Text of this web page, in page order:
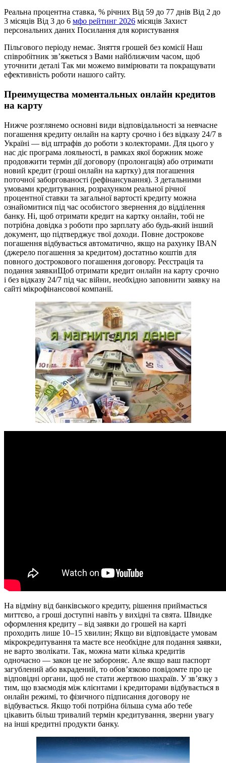
Реальна процентна ставка, % річних Від 59 до 77 днів Від 2 до
3 місяців Від 3 до 6 мфо рейтинг 2026 місяців Захист
персональних даних Посилання для користування
Пільгового періоду немає. Зняття грошей без комісії Наш
співробітник зв’яжеться з Вами найближчим часом, щоб
уточнити деталі Так ми можемо вимірювати та покращувати
ефективність роботи нашого сайту.
Преимущества моментальных онлайн кредитов
на карту
Нижче розглянемо основні види відповідальності за невчасне
погашення кредиту онлайн на карту срочно і без відказу 24/7 в
Україні — від штрафів до роботи з колекторами. Для цього у
нас діє програма лояльності, в рамках якої боржник може
продовжити термін дії договору (пролонгація) або отримати
новий кредит (гроші онлайн на картку) для погашення
поточної заборгованості (рефінансування). З детальними
умовами кредитування, розрахунком реальної річної
процентної ставки та загальної вартості кредиту можна
ознайомитися під час особистого звернення до відділення
банку. Ні, щоб отримати кредит на картку онлайн, тобі не
потрібна довідка з роботи про зарплату або будь-який інший
документ, що підтверджує твої доходи. Повне дострокове
погашення відбувається автоматично, якщо на рахунку IBAN
(джерело погашення за кредитом) достатньо коштів для
повного дострокового погашення договору. Реєстрація та
подання заявкиЩоб отримати кредит онлайн на карту срочно
і без відказу 24/7 під час війни, необхідно заповнити заявку на
сайті мікрофінансової компанії.
На відміну від банківського кредиту, рішення приймається
миттєво, а гроші доступні навіть у вихідні та свята. Швидке
оформлення кредиту – від заявки до грошей на карті
проходить лише 10–15 хвилин; Якщо ви відповідаєте умовам
мікрокредитування та маєте все необхідне для подання заявки,
не варто зволікати. Так, можна мати кілька кредитів
одночасно — закон це не забороняє. Але якщо ваш паспорт
загублений або вкрадений, то обов’язково повідомте про це
відповідні органи, щоб не стати жертвою шахраїв. У зв’язку з
тим, що взаємодія між клієнтами і кредиторами відбувається в
онлайн режимі, то фізичного підписання договору не
відбувається. Якщо тобі потрібна більша сума або тебе
цікавить більш тривалий термін кредитування, зверни увагу
на інші кредитні продукти банку.